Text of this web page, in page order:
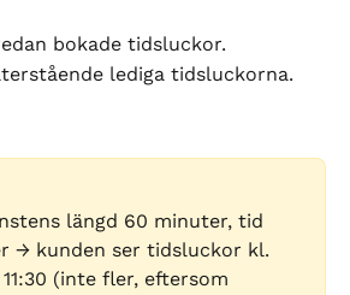
bokade tidsluckor.
lediga tidsluckorna.
längd 60 minuter, tid
→ kunden ser tidsluckor kl.
11:30 (inte fler, eftersom